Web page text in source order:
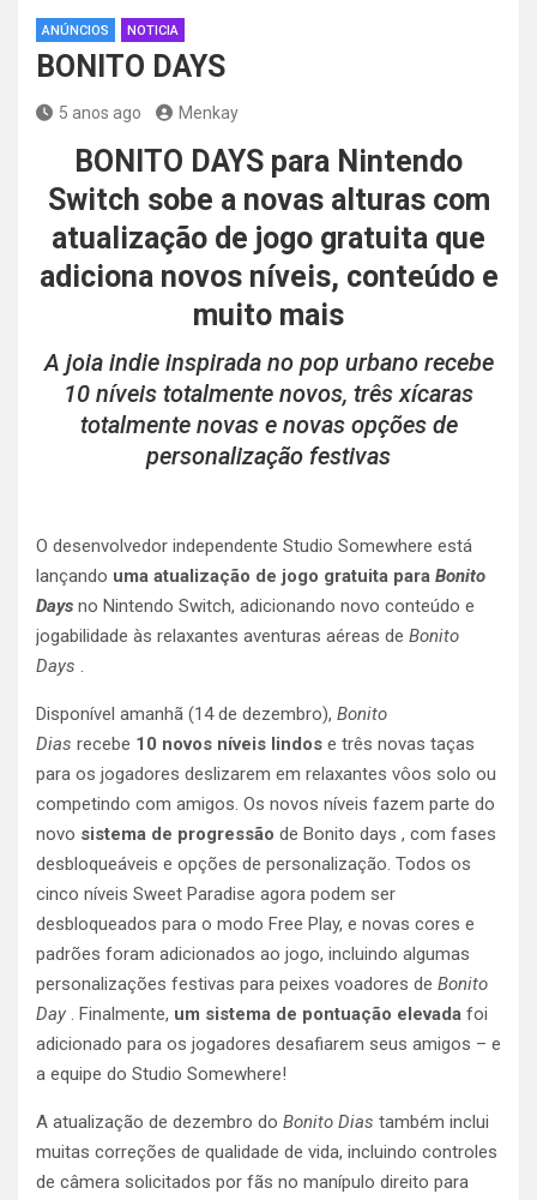
ANÚNCIOS NOTICIA
BONITO DAYS
5 anos ago Menkay
BONITO DAYS para Nintendo
Switch sobe a novas alturas com
atualização de jogo gratuita que
adiciona novos níveis, conteúdo e
muito mais
A joia indie inspirada no pop urbano recebe
10 níveis totalmente novos, três xícaras
totalmente novas e novas opções de
personalização festivas
O desenvolvedor independente Studio Somewhere está
lançando uma atualização de jogo gratuita para Bonito
Days no Nintendo Switch, adicionando novo conteúdo e
jogabilidade às relaxantes aventuras aéreas de Bonito
Days .
Disponível amanhã (14 de dezembro), Bonito
Dias recebe 10 novos níveis lindos e três novas taças
para os jogadores deslizarem em relaxantes vôos solo ou
competindo com amigos. Os novos níveis fazem parte do
novo sistema de progressão de Bonito days , com fases
desbloqueáveis ​​e opções de personalização. Todos os
cinco níveis Sweet Paradise agora podem ser
desbloqueados para o modo Free Play, e novas cores e
padrões foram adicionados ao jogo, incluindo algumas
personalizações festivas para peixes voadores de Bonito
Day . Finalmente, um sistema de pontuação elevada foi
adicionado para os jogadores desafiarem seus amigos – e
a equipe do Studio Somewhere!
A atualização de dezembro do Bonito Dias também inclui
muitas correções de qualidade de vida, incluindo controles
de câmera solicitados por fãs no manípulo direito para